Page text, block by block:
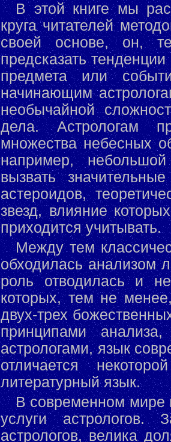
В этой книге мы
круга читателей
своей основе, он,
предсказать
предмета или
начинающим
необычайной
дела. Астрологам
множества небесных
например,
вызвать
астероидов,
звезд, влияние
приходится учитывать.
Между тем
обходилась анализом
роль отводилась и
которых, тем не
двух-трех
принципами
астрологами, язык
отличается
литературный язык.
В современном мире
услуги
астрологов, велика